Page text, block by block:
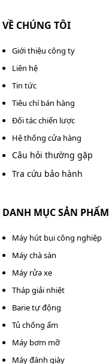
VỀ CHÚNG TÔI
Giới thiệu công ty
Liên hệ
Tin tức
Tiêu chí bán hàng
Đối tác chiến lược
Hệ thống cửa hàng
Câu hỏi thường gặp
Tra cứu bảo hành
DANH MỤC SẢN PHẨM
Máy hút bụi công nghiệp
Máy chà sàn
Máy rửa xe
Tháp giải nhiệt
Barie tự động
Tủ chống ẩm
Máy bơm mỡ
Máy đánh giày